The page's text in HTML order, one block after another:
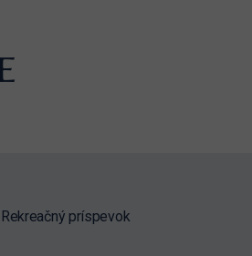
Rekreačný príspevok